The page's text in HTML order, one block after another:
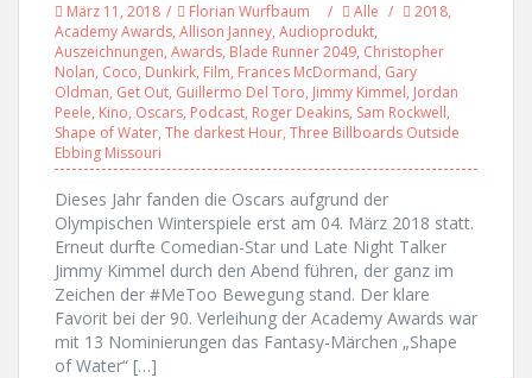
März 11, 2018 Florian Wurfbaum Alle 2018,
Academy Awards, Allison Janney, Audioprodukt,
Auszeichnungen, Awards, Blade Runner 2049, Christopher
Nolan, Coco, Dunkirk, Film, Frances McDormand, Gary
Oldman, Get Out, Guillermo Del Toro, Jimmy Kimmel, Jordan
Peele, Kino, Oscars, Podcast, Roger Deakins, Sam Rockwell,
Shape of Water, The darkest Hour, Three Billboards Outside
Ebbing Missouri
Dieses Jahr fanden die Oscars aufgrund der
Olympischen Winterspiele erst am 04. März 2018 statt.
Erneut durfte Comedian-Star und Late Night Talker
Jimmy Kimmel durch den Abend führen, der ganz im
Zeichen der #MeToo Bewegung stand. Der klare
Favorit bei der 90. Verleihung der Academy Awards war
mit 13 Nominierungen das Fantasy-Märchen „Shape
of Water“ […]